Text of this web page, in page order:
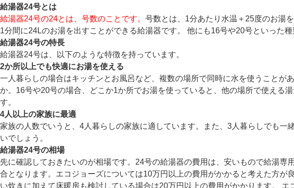
給湯器24号とは
給湯器24号の24とは、号数のことです。 号数とは、1分あたり水温＋25度のお湯
1分間に24Lのお湯を出すことができる給湯器です。 他にも16号や20号といった
給湯器24号の特長
給湯器24号は、以下のような特徴を持っています。
2か所以上でも快適にお湯を使える
一人暮らしの場合はキッチンとお風呂など、複数の場所で同時に水を使うこと
か。16号や20号の場合、どこか1か所でお湯を使っていると、他の場所で使える
す。
4人以上の家族に最適
家族の人数でいうと、4人暮らしの家族に適しています。また、3人暮らしでも
いでしょう。
給湯器24号の相場
先に確認しておきたいのが相場です。24号の給湯器の費用は、安いもので給湯
合となります。エコジョーズについては10万円以上の費用がかかると考えた方
い炊きに加えて床暖房も検討している場合は20万円以上の費用がかかります。